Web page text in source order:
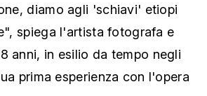
diamo agli 'schiavi' etiopi
spiega l'artista fotografa e
anni, in esilio da tempo negli
prima esperienza con l'opera